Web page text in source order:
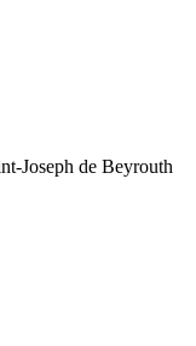
Joseph de Beyrouth